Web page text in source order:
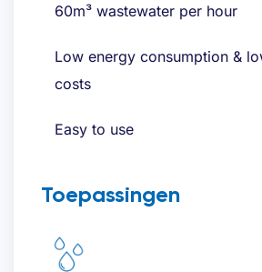
60m³ wastewater per hour
Low energy consumption &
costs
Easy to use
Toepassingen